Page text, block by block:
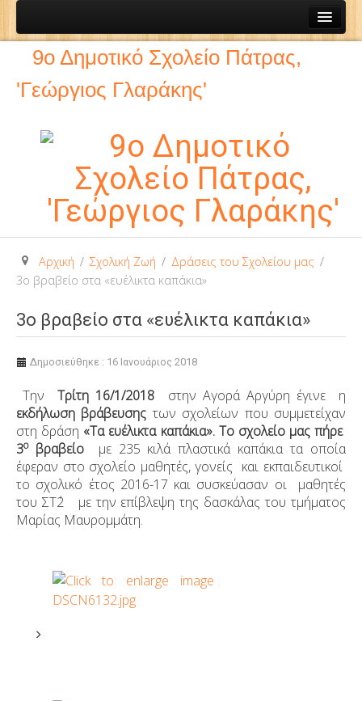
Αρχική
Το σχολείο μας
Ιστορία του σχολείου
Εκπαιδευτικοί
12ο Νηπιαγωγείο
Σύνθεση Δ.Σ. Συλλόγου Γονέων και Κηδεμόνων
Δράσεις Συλλόγου Γονέων και Κηδεμονων
Ανακοινώσεις
Μαθητικές Δραστηριότητες
Διδακτικές Επισκέψεις
Γιορτές - Εκδηλώσεις
Εκπαιδευτικά Προγράμματα
Δράσεις του Σχολείου μας
Εργαστήρια Δεξιοτήτων
Παιδαγωγικά Θέματα
Χρήσιμες Συνδέσεις
9ο Δημοτικό Σχολείο Πάτρας,
'Γεώργιος Γλαράκης'
Αρχική / Σχολική Ζωή / Δράσεις του Σχολείου μας /
3ο βραβείο στα «ευέλικτα καπάκια»
3ο βραβείο στα «ευέλικτα καπάκια»
Δημοσιεύθηκε : 16 Ιανουάριος 2018
TηνΤρίτη 16/1/2018 στην Αγορά Αργύρη έγινε η
εκδήλωση βράβευσης των σχολείων που συμμετείχαν
στη δράση «Τα ευέλικτα καπάκια». Το σχολείο μας πήρε
3οβραβείο με 235 κιλά πλαστικά καπάκια τα οποία
έφεραν στο σχολείο μαθητές, γονείς και εκπαιδευτικοί
το σχολικό έτος 2016-17 και συσκεύασαν οι μαθητές
του ΣΤ΄2 με την επίβλεψη της δασκάλας του τμήματος
Μαρίας Μαυρομμάτη.